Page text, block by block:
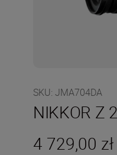
SKU: JMA704DA
NIKKOR Z
4 729,00 zł